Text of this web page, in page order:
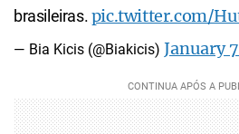
brasileiras.pic.twitter.com/
— Bia Kicis (@Biakicis) January